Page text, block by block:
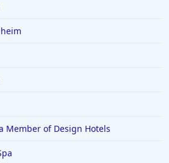
Member of Design Hotels